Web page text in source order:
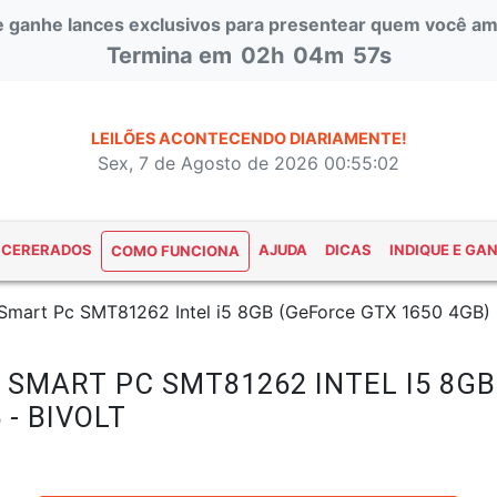
ganhe lances exclusivos para presentear quem você
Termina em 02h 04m 56s
LEILÕES ACONTECENDO DIARIAMENTE!
Sex, 7 de Agosto de 2026 00:55:03
COMO FUNCIONA AJUDA DICAS INDIQUE E
Pc SMT81262 Intel i5 8GB (GeForce GTX 1650
PC SMT81262 INTEL I5
BIVOLT